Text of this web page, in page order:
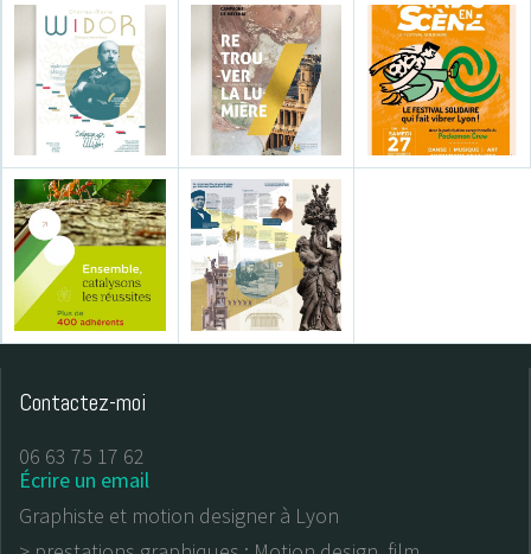
Contactez-moi
06 63 75 17 62
Écrire un email
Graphiste et motion designer à Lyon
rapidement trouvé et le
été au rendez-vous, en
partie grâce à notre affiche
particulièrement attrayante.
Merci.
Anne Picoré,
Musée de la Loire